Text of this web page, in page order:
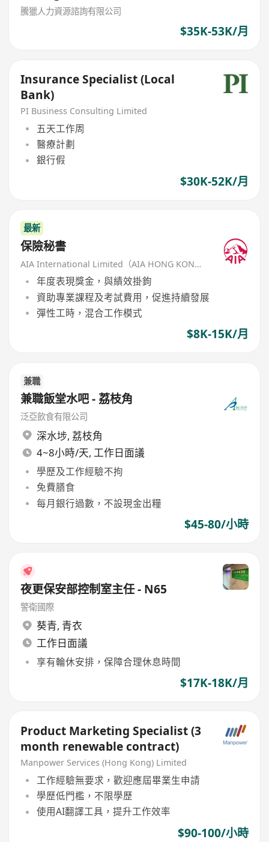
sales person)
騰獵人力資源諮詢有限公司
$35K-53K/月
Insurance Specialist (Local
Bank)
PI Business Consulting Limited
五天工作周
醫療計劃
銀行假
$30K-52K/月
最新
保險秘書
AIA International Limited（AIA HONG KONG）
年度表現獎金，與績效掛鉤
資助專業課程及考試費用，促進持續發展
彈性工時，混合工作模式
$8K-15K/月
兼職
兼職飯堂水吧 - 荔枝角
泛亞飲食有限公司
深水埗, 荔枝角
4~8小時/天, 工作日面議
學歷及工作經驗不拘
免費膳食
每月銀行過數，不設現金出糧
$45-80/小時
夜更保安部控制室主任 - N65
警衛國際
葵青, 青衣
工作日面議
享有輪休安排，保障合理休息時間
$17K-18K/月
Product Marketing Specialist (3
month renewable contract)
Manpower Services (Hong Kong) Limited
工作經驗無要求，歡迎應屆畢業生申請
學歷低門檻，不限學歷
使用AI翻譯工具，提升工作效率
$90-100/小時